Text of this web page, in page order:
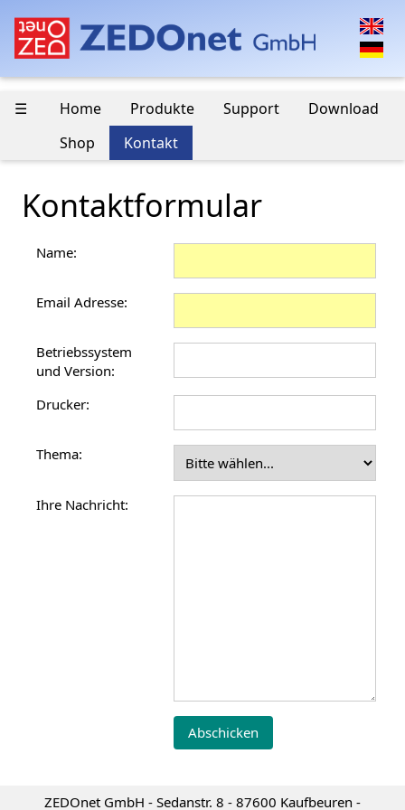
☰ Home Produkte Support
Download
Shop
Kontakt
Kontaktformular
Name:
Email Adresse:
Betriebssystem
und Version:
Drucker:
Thema:
Ihre Nachricht:
ZEDOnet GmbH - Sedanstr. 8 - 87600 Kaufbeuren -